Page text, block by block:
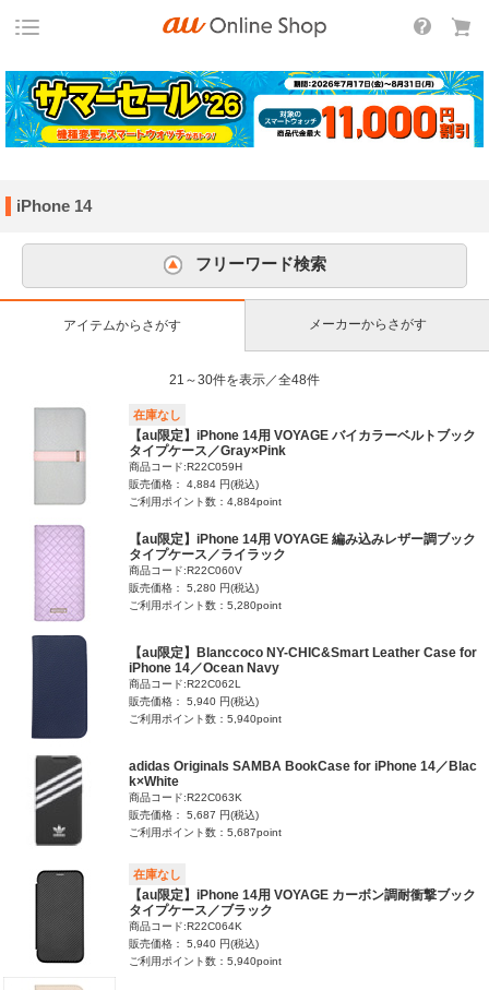
iPhone 14
フリーワード検索
アイテムからさがす メーカーからさがす
21～30件を表示／全48件
在庫なし
【au限定】iPhone 14用 VOYAGE バイカラーベルトブック
タイプケース／Gray×Pink
商品コード:R22C059H
販売価格： 4,884 円(税込)
ご利用ポイント数：4,884point
【au限定】iPhone 14用 VOYAGE 編み込みレザー調ブック
タイプケース／ライラック
商品コード:R22C060V
販売価格： 5,280 円(税込)
ご利用ポイント数：5,280point
【au限定】Blanccoco NY-CHIC&Smart Leather Case for
iPhone 14／Ocean Navy
商品コード:R22C062L
販売価格： 5,940 円(税込)
ご利用ポイント数：5,940point
adidas Originals SAMBA BookCase for iPhone 14／Blac
k×White
商品コード:R22C063K
販売価格： 5,687 円(税込)
ご利用ポイント数：5,687point
在庫なし
【au限定】iPhone 14用 VOYAGE カーボン調耐衝撃ブック
タイプケース／ブラック
商品コード:R22C064K
販売価格： 5,940 円(税込)
ご利用ポイント数：5,940point